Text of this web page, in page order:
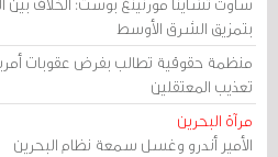
بتمزيق الشرق الأوسط
منظمة حقوقية تطالب بفرض عقوبات
تعذيب المعتقلين
مرآة البحرين
الأمير أندرو وغسل سمعة نظام البحرين